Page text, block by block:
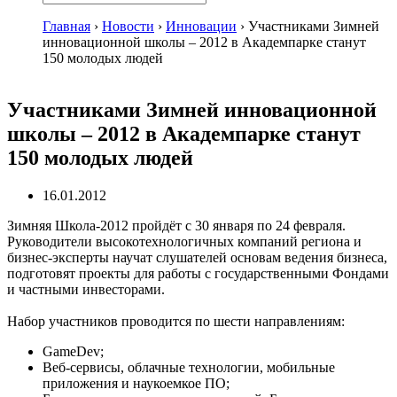
Главная › Новости › Инновации › Участниками Зимней
инновационной школы – 2012 в Академпарке станут
150 молодых людей
Участниками Зимней инновационной
школы – 2012 в Академпарке станут
150 молодых людей
16.01.2012
Зимняя Школа-2012 пройдёт с 30 января по 24 февраля.
Руководители высокотехнологичных компаний региона и
бизнес-эксперты научат слушателей основам ведения бизнеса,
подготовят проекты для работы с государственными Фондами
и частными инвесторами.
Набор участников проводится по шести направлениям:
GameDev;
Веб-сервисы, облачные технологии, мобильные
приложения и наукоемкое ПО;